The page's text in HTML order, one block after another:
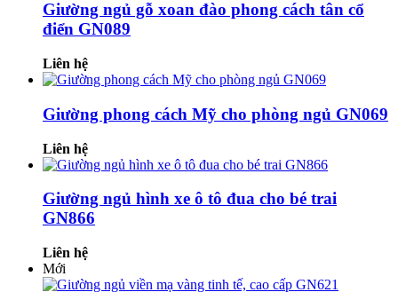
Giường ngủ gỗ xoan đào phong cách tân cổ
điển GN089
Liên hệ
Giường phong cách Mỹ cho phòng ngủ GN069
Liên hệ
Giường ngủ hình xe ô tô đua cho bé trai
GN866
Liên hệ
Mới